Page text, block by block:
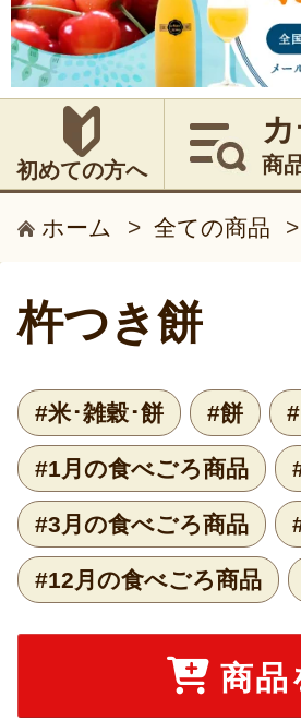
初めての方へ 商
ホーム > 全ての商品 >
杵つき餅
#米･雑穀･餅 #餅
#1月の食べごろ商品
#3月の食べごろ商品
#12月の食べごろ商品
商品